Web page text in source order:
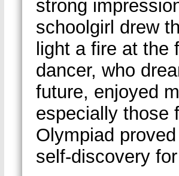
strong
schoolgirl drew
light a fire at the
dancer, who
future, enjoyed
especially those
Olympiad
self-discovery